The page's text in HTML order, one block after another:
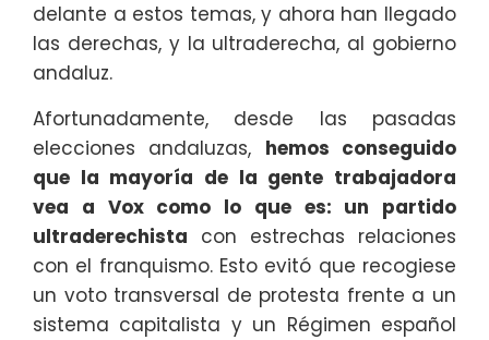
delante a estos temas, y ahora han llegado
las derechas, y la ultraderecha, al gobierno
andaluz.
Afortunadamente, desde las pasadas
elecciones andaluzas, hemos conseguido
que la mayoría de la gente trabajadora
vea a Vox como lo que es: un partido
ultraderechista con estrechas relaciones
con el franquismo. Esto evitó que recogiese
un voto transversal de protesta frente a un
sistema capitalista y un Régimen español